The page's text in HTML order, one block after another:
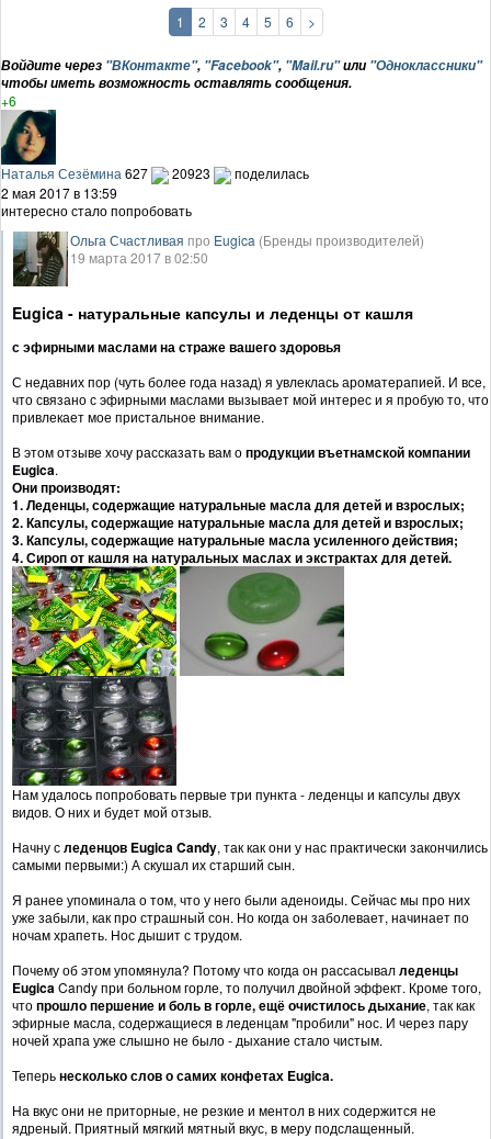
1 2 3 4 5 6 >
Войдите через "ВКонтакте", "Facebook", "Mail.ru"или "Одноклассники"
чтобы иметь возможность оставлять сообщения.
+6
Наталья Сезёмина627 20923
поделилась
2 мая 2017 в 13:59
интересно стало попробовать
Ольга Счастливая про Eugica (Бренды производителей)
19 марта 2017 в 02:50
Eugica - натуральные капсулы и леденцы от кашля
с эфирными маслами на страже вашего здоровья
С недавних пор (чуть более года назад) я увлеклась ароматерапией. И все,
что связано с эфирными маслами вызывает мой интерес и я пробую то, что
привлекает мое пристальное внимание.
В этом отзыве хочу рассказать вам опродукции въетнамской компании
Eugica.
Они производят:
1. Леденцы, содержащие натуральные масла для детей и взрослых;
2. Капсулы, содержащие натуральные масла для детей и взрослых;
3. Капсулы, содержащие натуральные масла усиленного действия;
4. Сироп от кашля на натуральных маслах и экстрактах для детей.
Нам удалось попробовать первые три пункта - леденцы и капсулы двух
видов. О них и будет мой отзыв.
Начну следенцов Eugica Candy, так как они у нас практически закончились
самыми первыми:) А скушал их старший сын.
Я ранее упоминала о том, что у него были аденоиды. Сейчас мы про них
уже забыли, как про страшный сон. Но когда он заболевает, начинает по
ночам храпеть. Нос дышит с трудом.
Почему об этом упомянула? Потому что когда он рассасывалледенцы
EugicaCandy при больном горле, то получил двойной эффект. Кроме того,
чтопрошло першение и боль в горле, ещё очистилось дыхание, так как
эфирные масла, содержащиеся в леденцам "пробили" нос. И через пару
ночей храпа уже слышно не было - дыхание стало чистым.
Теперьнесколько слов о самих конфетах Eugica.
На вкус они не приторные, не резкие и ментол в них содержится не
ядреный. Приятный мягкий мятный вкус, в меру подслащенный.